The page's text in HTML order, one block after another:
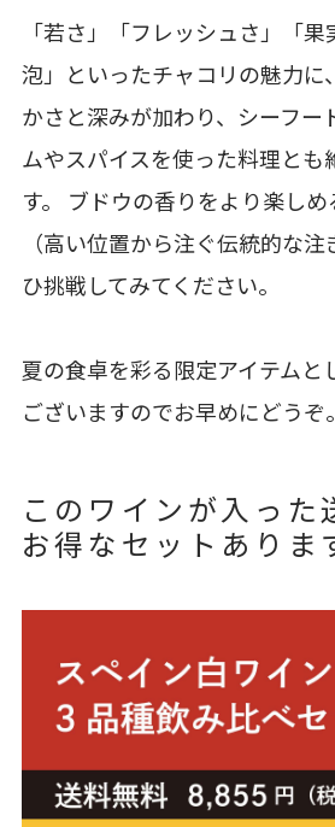
「若さ」「フレッシュさ」「
泡」といったチャコリの魅力に
かさと深みが加わり、シーフー
ムやスパイスを使った料理とも
す。 ブドウの香りをより楽し
（高い位置から注ぐ伝統的な
ひ挑戦してみてください。
夏の食卓を彩る限定アイテムと
ございますのでお早めにどうぞ。
このワインが入った
お得なセットありま